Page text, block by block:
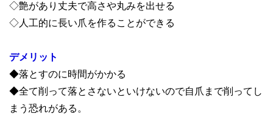
◇艶があり丈夫で高さや丸みを出せる
◇人工的に長い爪を作ることができる
デメリット
◆落とすのに時間がかかる
◆全て削って落とさないといけないので自爪まで削ってし
まう恐れがある。